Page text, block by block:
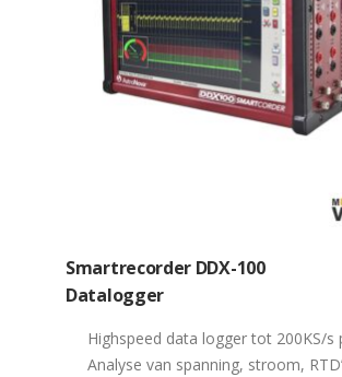
Smartrecorder DDX-100
Datalogger
Highspeed data logger tot 200KS/s
Analyse van spanning, stroom,